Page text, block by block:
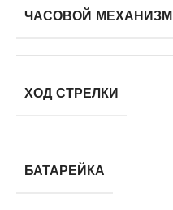
ЧАСОВОЙ МЕХАНИЗМ
ХОД СТРЕЛКИ
БАТАРЕЙКА